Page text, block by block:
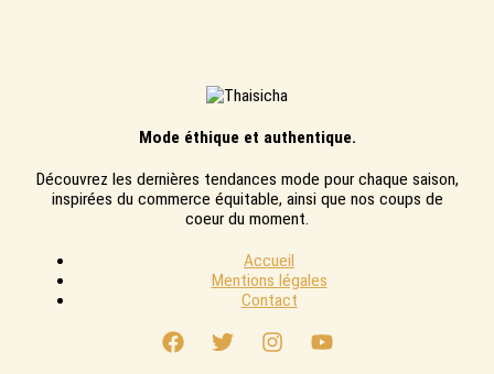
Mode éthique et authentique.
Découvrez les dernières tendances mode pour chaque saison,
inspirées du commerce équitable, ainsi que nos coups de
coeur du moment.
Accueil
Mentions légales
Contact